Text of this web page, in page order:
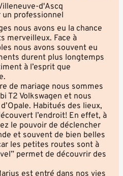
d'Ascq
un professionnel
nous avons eu la chance
merveilleux. Face à
nous avons souvent eu
durent plus longtemps
à l’esprit que
de mariage nous sommes
T2 Volkswagen et nous
Habitués des lieux,
l’endroit! En effet, à
le pouvoir de déclencher
et souvent de bien belles
les petites routes sont à
permet de découvrir des
est entré dans nos vies